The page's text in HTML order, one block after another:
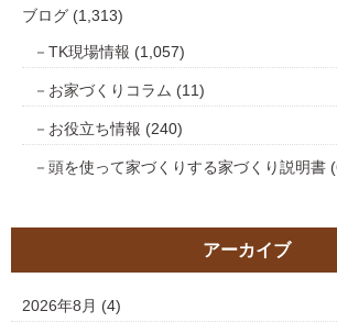
ブログ (1,313)
TK現場情報 (1,057)
お家づくりコラム (11)
お役立ち情報 (240)
頭を使って家づくりする家づくり説明書
アーカイブ
2026年8月 (4)